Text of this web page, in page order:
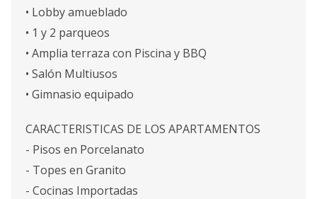
• Lobby amueblado
• 1 y 2 parqueos
• Amplia terraza con Piscina y BBQ
• Salón Multiusos
• Gimnasio equipado
CARACTERISTICAS DE LOS APARTAMENTOS
- Pisos en Porcelanato
- Topes en Granito
- Cocinas Importadas